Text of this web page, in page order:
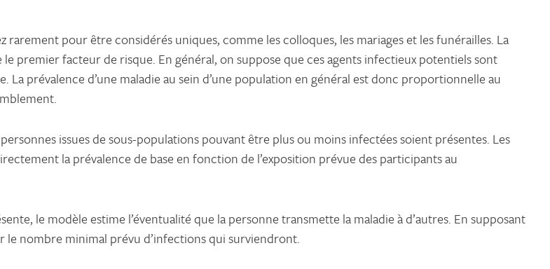
pour être considérés uniques, comme les colloques, les mariages et les funérailles. La
premier facteur de risque. En général, on suppose que ces agents infectieux potentiels sont
prévalence d’une maladie au sein d’une population en général est donc proportionnelle au
issues de sous-populations pouvant être plus ou moins infectées soient présentes. Les
la prévalence de base en fonction de l’exposition prévue des participants au
le modèle estime l’éventualité que la personne transmette la maladie à d’autres. En supposant
le nombre minimal prévu d’infections qui surviendront.